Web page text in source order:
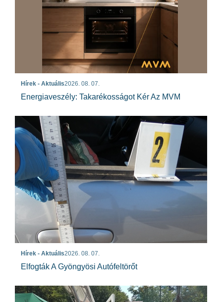
Hírek - Aktuális2026. 08. 07.
Energiaveszély: Takarékosságot Kér Az MVM
Hírek - Aktuális2026. 08. 07.
Elfogták A Gyöngyösi Autófeltörőt